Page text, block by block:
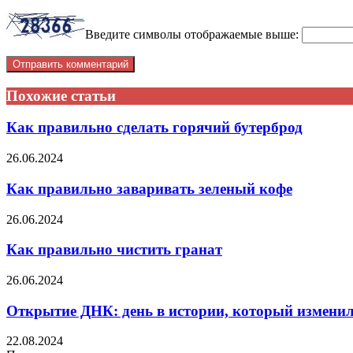
Введите символы отображаемые выше:
Похожие статьи
Как правильно сделать горячий бутерброд
26.06.2024
Как правильно заваривать зеленый кофе
26.06.2024
Как правильно чистить гранат
26.06.2024
Открытие ДНК: день в истории, который
22.08.2024